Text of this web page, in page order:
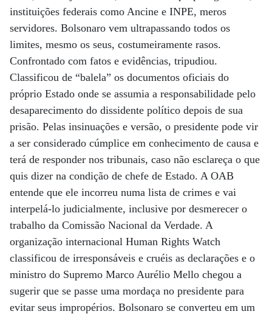
instituições federais como Ancine e INPE, meros
servidores. Bolsonaro vem ultrapassando todos os
limites, mesmo os seus, costumeiramente rasos.
Confrontado com fatos e evidências, tripudiou.
Classificou de “balela” os documentos oficiais do
próprio Estado onde se assumia a responsabilidade pelo
desaparecimento do dissidente político depois de sua
prisão. Pelas insinuações e versão, o presidente pode vir
a ser considerado cúmplice em conhecimento de causa e
terá de responder nos tribunais, caso não esclareça o que
quis dizer na condição de chefe de Estado. A OAB
entende que ele incorreu numa lista de crimes e vai
interpelá-lo judicialmente, inclusive por desmerecer o
trabalho da Comissão Nacional da Verdade. A
organização internacional Human Rights Watch
classificou de irresponsáveis e cruéis as declarações e o
ministro do Supremo Marco Aurélio Mello chegou a
sugerir que se passe uma mordaça no presidente para
evitar seus impropérios. Bolsonaro se converteu em um